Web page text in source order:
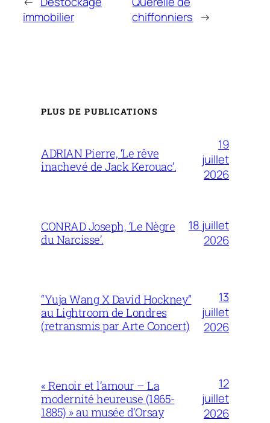
immobilier
chiffonniers →
PLUS DE PUBLICATIONS
ADRIAN Pierre, ‘Le rêve
inachevé de Jack Kerouac’.
19
juillet
2026
CONRAD Joseph, ‘Le Nègre
du Narcisse’.
18 juillet
2026
“Yuja Wang X David Hockney”
au Lightroom de Londres
(retransmis par Arte Concert)
13
juillet
2026
« Renoir et l’amour – La
modernité heureuse (1865-
1885) » au musée d’Orsay
12
juillet
2026